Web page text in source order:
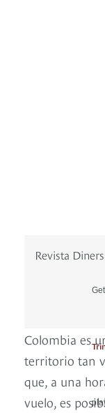
Revista Diners
Colombia es
territorio tan
que, a una
vuelo, es